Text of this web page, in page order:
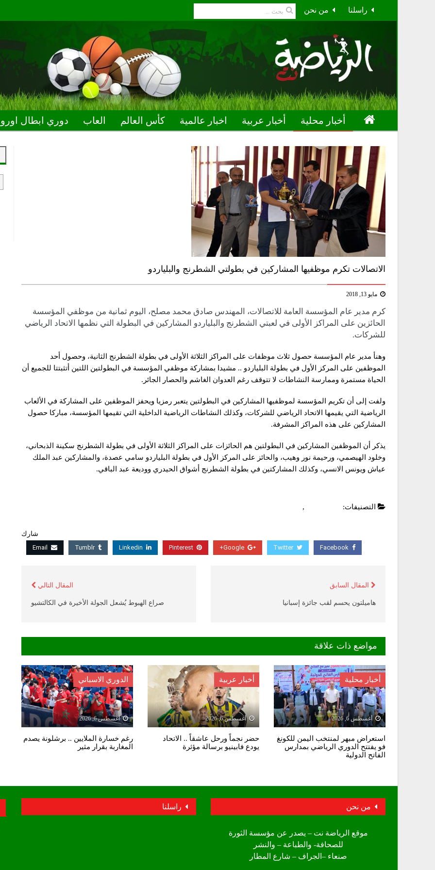
من نحن راسلنا
أخبار محلية أخبار عربية اخبار عالمية كأس العالم العاب دوري ابطال
الاتصالات تكرم موظفيها المشاركين في بطولتي الشطرنج والبلياردو
مايو 13, 2018
كرم مدير عام المؤسسة العامة للاتصالات، المهندس صادق محمد مصلح، اليوم ثمانية من موظفي المؤسسة
الحائزين على المراكز الأولى في لعبتي الشطرنج والبلياردو المشاركين في البطولة التي نظمها الاتحاد الرياضي
للشركات.
وهنأ مدير عام المؤسسة حصول ثلاث موظفات على المراكز الثلاثة الأولى في بطولة الشطرنج الثانية، وحصول أحد
الموظفين على المركز الأول في بطولة البلياردو .. مشيدا بمشاركة موظفي المؤسسة في البطولتين اللتين أتثبتتا للجميع أن
الحياة مستمرة وممارسة النشاطات لا تتوقف رغم العدوان الغاشم والحصار الجائر.
ولفت إلى أن تكريم المؤسسة لموظفيها المشاركين في البطولتين يتعبر رمزيا ويحفز الموظفين على المشاركة في الألعاب
الرياضية التي يقيمها الاتحاد الرياضي للشركات، وكذلك النشاطات الرياضية الداخلية التي تقيمها المؤسسة، مباركا حصول
المشاركين على هذه المراكز المشرفة.
يذكر أن الموظفين المشاركين في البطولتين هم الحائزات على المراكز الثلاثة الأولى في بطولة الشطرنج سكينة الذبحاني،
وخلود الهيصمي، ورحيمة نور وهيب، والحائز على المركز الأول في بطولة البلياردو سامي عصدة، والمشاركين عبد الملك
عياش ويونس الانسي، وكذلك المشاركتين في بطولة الشطرنج أشواق الحيدري ووديعة عبد الباقي.
التصنيفات: ,
شارك
Facebook
Twitter
Google+
Pinterest
Linkedin
Tumblr
Email
المقال السابق
هاميلتون يحسم لقب جائزة إسبانيا
المقال التالي
صراع الهبوط يُشعل الجولة الأخيرة في الكالتشيو
مواضع ذات علاقة
أخبار محلية
أغسطس 6, 2026
استعراض مبهر لمنتخب اليمن للكونغ
فو يفتتح الدوري الرياضي بمدارس
الفاتح الدولية
أخبار عربية
أغسطس 6, 2026
حضر نجماً ورحل عاشقاً .. الاتحاد
يودع فابينيو برسالة مؤثرة
الدوري الاسباني
أغسطس 6, 2026
رغم خسارة الملايين .. برشلونة يصدم
المغاربة بقرار مثير
من نحن
موقع الرياضة نت – يصدر عن مؤسسة الثورة
للصحافة- والطباعة – والنشر
صنعاء –الجراف – شارع المطار
راسلنا